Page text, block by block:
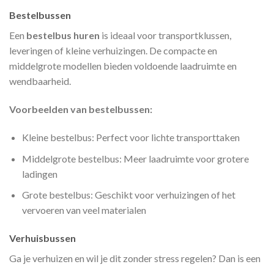
Bestelbussen
Een bestelbus huren is ideaal voor transportklussen,
leveringen of kleine verhuizingen. De compacte en
middelgrote modellen bieden voldoende laadruimte en
wendbaarheid.
Voorbeelden van bestelbussen:
Kleine bestelbus: Perfect voor lichte transporttaken
Middelgrote bestelbus: Meer laadruimte voor grotere
ladingen
Grote bestelbus: Geschikt voor verhuizingen of het
vervoeren van veel materialen
Verhuisbussen
Ga je verhuizen en wil je dit zonder stress regelen? Dan is een